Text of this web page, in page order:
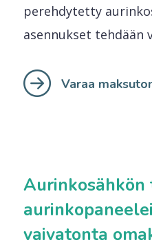
perehdytetty
asennukset tehdään
Varaa
vaivatonta